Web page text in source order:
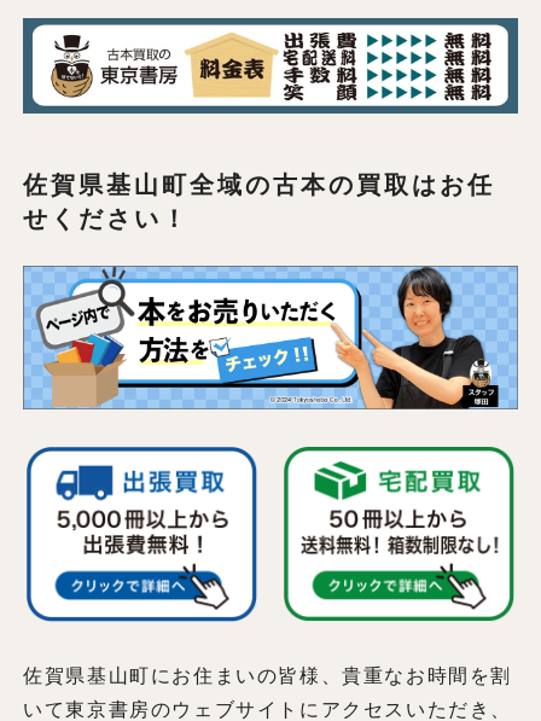
佐賀県基山町全域の古本の買取はお任
せください！
佐賀県基山町にお住まいの皆様、貴重なお時間を割
いて東京書房のウェブサイトにアクセスいただき、